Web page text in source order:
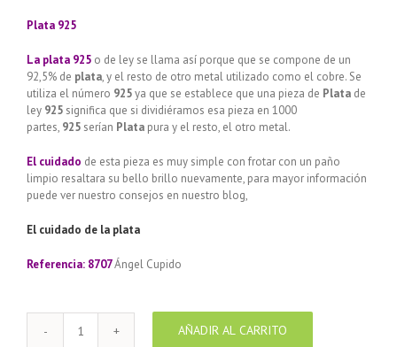
Plata 925
La plata 925 o de ley se llama así porque que se compone de un
92,5% de plata, y el resto de otro metal utilizado como el cobre. Se
utiliza el número 925ya que se establece que una pieza de Plata de
ley 925 significa que si dividiéramos esa pieza en 1000
partes, 925 serían Plata pura y el resto, el otro metal.
El cuidado de esta pieza es muy simple con frotar con un paño
limpio resaltara su bello brillo nuevamente, para mayor información
puede ver nuestro consejos en nuestro blog,
El cuidado de la plata
Referencia: 8707Ángel Cupido
Colgante
AÑADIR AL CARRITO